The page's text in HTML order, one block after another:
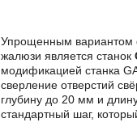
Упрощенным вариантом
жалюзи является станок
модификацией станка
сверление отверстий
глубину до 20 мм и
стандартный шаг,